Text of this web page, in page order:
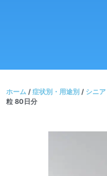
ホーム / 症状別・用途別 / シニア
粒 80日分